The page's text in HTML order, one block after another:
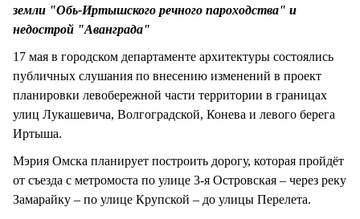
земли "Обь-Иртышского речного пароходства" и
недострой "Аванграда"
17 мая в городском департаменте архитектуры состоялись
публичных слушания по внесению изменений в проект
планировки левобережной части территории в границах
улиц Лукашевича, Волгоградской, Конева и левого берега
Иртыша.
Мэрия Омска планирует построить дорогу, которая пройдёт
от съезда с метромоста по улице 3-я Островская – через реку
Замарайку – по улице Крупской – до улицы Перелета.